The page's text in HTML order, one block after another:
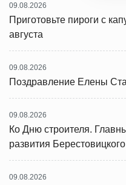
09.08.2026
Приготовьте пироги с
августа
09.08.2026
Поздравление Елены
09.08.2026
Ко Дню строителя.
развития
09.08.2026